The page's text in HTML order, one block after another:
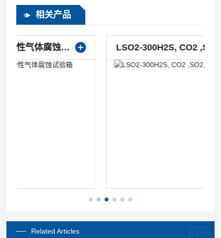
相关产品
LSO2-300H2S, CO2 ,SO2, NO2, CI2 混合气体试验箱
Related Articles